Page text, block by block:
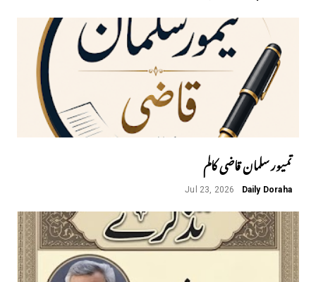
تمیور سلمان قاضی کالم
Daily Doraha
Jul 23, 2026